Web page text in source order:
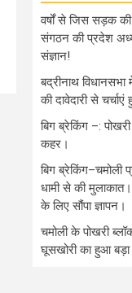
वर्षों से जिस सड़क की
संगठन की प्रदेश
संज्ञान!
बद्रीनाथ
की दावेदारी से
बिग ब्रेकिंग –:
कहर।
बिग ब्रेकिंग–चमोली
धामी से की
के लिए सौंपा ज्ञापन।
चमोली के पोखरी
घूसखोरी का हुआ